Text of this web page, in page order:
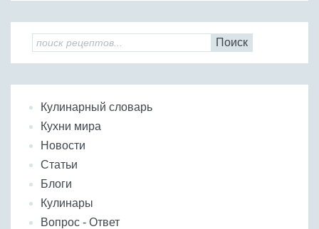
Поиск
Кулинарный словарь
Кухни мира
Новости
Статьи
Блоги
Кулинары
Вопрос - Ответ